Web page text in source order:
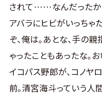
されて……なんだったか
アバラにヒビがいっちゃ
ぞ､俺は｡あとな､手の親
ゃったこともあったな｡
イコパス野郎が､コノヤ
前｡清宮海斗っていう人